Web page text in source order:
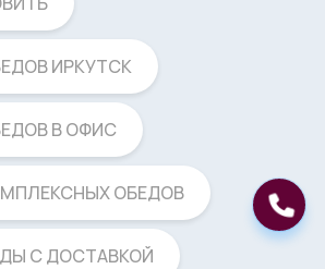
ИРКУТСК
В ОФИС
ОБЕДОВ
С ДОСТАВКОЙ